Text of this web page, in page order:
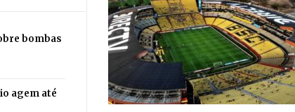
bombas
agem até